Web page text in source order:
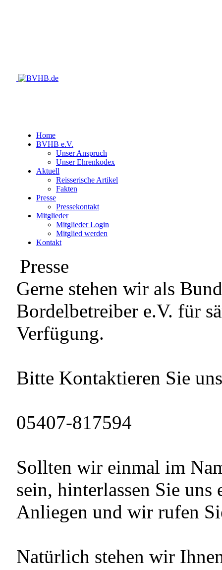
Home
BVHB e.V.
Unser Anspruch
Unser Ehrenkodex
Aktuell
Reisserische Artikel
Fakten
Presse
Pressekontakt
Mitglieder
Mitglieder Login
Mitglied werden
Kontakt
Presse
Gerne stehen wir als
Bordelbetreiber e.V. für
Verfügung.
Bitte Kontaktieren Sie
05407-817594
Sollten wir einmal im
sein, hinterlassen Sie
Anliegen und wir rufen
Natürlich stehen wir